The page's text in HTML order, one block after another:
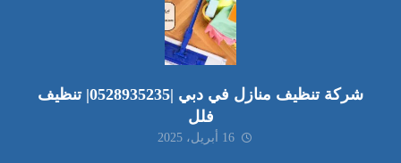
شركة تنظيف منازل في دبي |0528935235| تنظيف
فلل
16 أبريل، 2025